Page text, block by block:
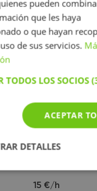
Nepomuceno
extranjeros.
15 €/h
pueden
que les haya
o que hayan
de sus servicios.
TODOS LOS SOCIOS
ACEPTAR
DETALLES